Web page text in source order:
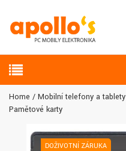
Home Mobilní telefony a tablety
Paměťové karty
DOŽIVOTNÍ ZÁRUKA